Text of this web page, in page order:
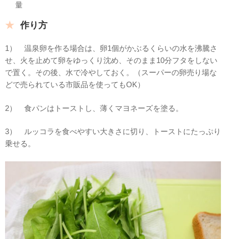
量
作り方
1） 温泉卵を作る場合は、卵1個がかぶるくらいの水を沸騰さ
せ、火を止めて卵をゆっくり沈め、そのまま10分フタをしない
で置く。その後、水で冷やしておく。（スーパーの卵売り場な
どで売られている市販品を使ってもOK）
2） 食パンはトーストし、薄くマヨネーズを塗る。
3） ルッコラを食べやすい大きさに切り、トーストにたっぷり
乗せる。